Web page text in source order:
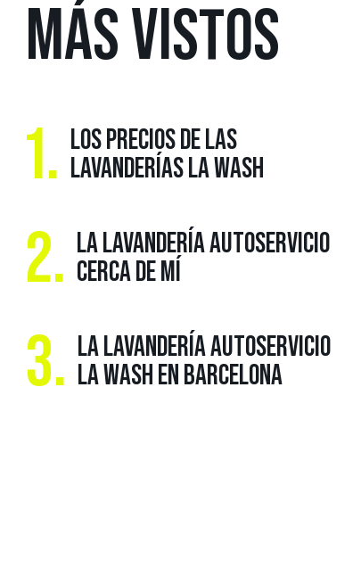
MÁS VISTOS
1. LOS PRECIOS DE LAS
LAVANDERÍAS LA WASH
2. LA LAVANDERÍA AUTOSERVICIO
CERCA DE MÍ
3. LA LAVANDERÍA AUTOSERVICIO
LA WASH EN BARCELONA